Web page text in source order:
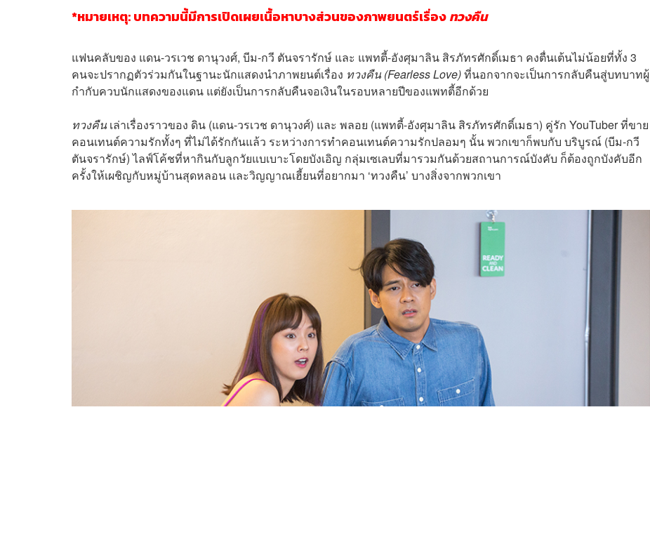
*หมายเหตุ: บทความนี้มีการเปิดเผยเนื้อหาบางส่วนของภาพยนตร์เรื่องทวงคืน
แฟนคลับของ แดน-วรเวช ดานุวงศ์, บีม-กวี ตันจรารักษ์ และ แพทตี้-อังศุมาลิน สิรภัทรศักดิ์เมธา คงตื่นเต้นไม่น้อยที่ทั้ง 3
คนจะปรากฏตัวร่วมกันในฐานะนักแสดงนำภาพยนต์เรื่อง ทวงคืน (Fearless Love)ที่นอกจากจะเป็นการกลับคืนสู่บทบาทผู้
กำกับควบนักแสดงของแดน แต่ยังเป็นการกลับคืนจอเงินในรอบหลายปีของแพทตี้อีกด้วย
ทวงคืน เล่าเรื่องราวของ ดิน (แดน-วรเวช ดานุวงศ์) และ พลอย (แพทตี้-อังศุมาลิน สิรภัทรศักดิ์เมธา) คู่รัก YouTuber ที่ขาย
คอนเทนต์ความรักทั้งๆ ที่ไม่ได้รักกันแล้ว ระหว่างการทำคอนเทนต์ความรักปลอมๆ นั้น พวกเขาก็พบกับ บริบูรณ์ (บีม-กวี
ตันจรารักษ์) ไลฟ์โค้ชที่หากินกับลูกวัยแบเบาะโดยบังเอิญ กลุ่มเซเลบที่มารวมกันด้วยสถานการณ์บังคับ ก็ต้องถูกบังคับอีก
ครั้งให้เผชิญกับหมู่บ้านสุดหลอน และวิญญาณเฮี้ยนที่อยากมา ‘ทวงคืน’ บางสิ่งจากพวกเขา